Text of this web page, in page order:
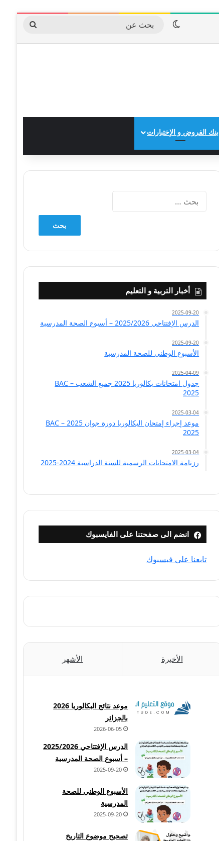
الوضع المظلم
بحث
عن
بنك الفروض و الإختبارات
عن:
أخبار التربية و التعليم
2025-09-20
الدرس الإفتتاحي 2025/2026 – أسبوع الصحة المدرسية
2025-09-20
الأسبوع الوطني للصحة المدرسية
2025-04-09
جدول امتحانات بكالوريا 2025 جميع الشعب – BAC
2025
2025-03-04
موعد إجراء إمتحان البكالوريا دورة جوان 2025 – BAC
2025
2025-03-04
رزنامة الامتحانات الرسمية للسنة الدراسية 2024-2025
انضم الى صفحتنا على الفايسبوك
تابعنا على فيسبوك
الأخيرة الأشهر
موعد نتائج البكالوريا 2026
بالجزائر
2026-06-05
الدرس الإفتتاحي 2025/2026
– أسبوع الصحة المدرسية
2025-09-20
الأسبوع الوطني للصحة
المدرسية
2025-09-20
تصحيح موضوع التاريخ